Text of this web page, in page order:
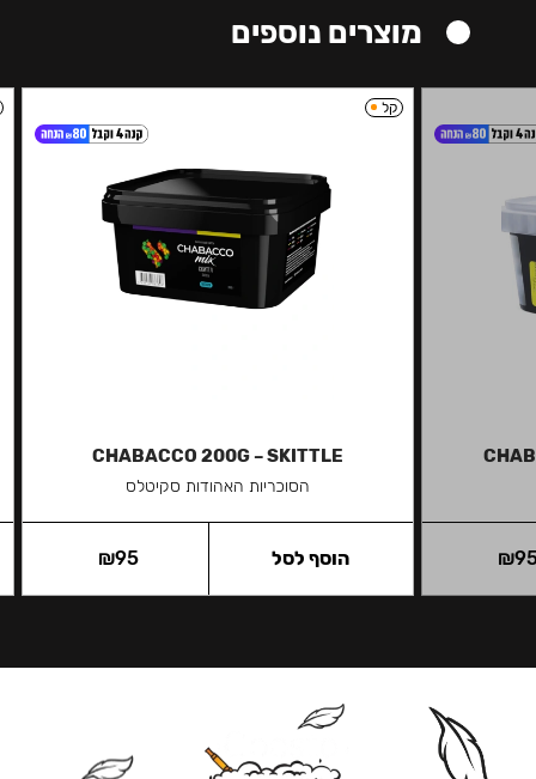
מוצרים נוספים
₪
קל
CHABACCO 200G – SKITTLE
הסוכריות האהודות סקיטלס
₪95 הוסף לסל